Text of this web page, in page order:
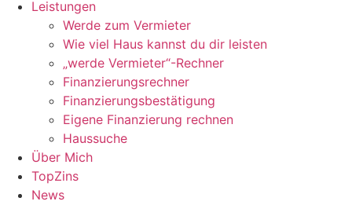
Leistungen
Werde zum Vermieter
Wie viel Haus kannst du dir leisten
„werde Vermieter“-Rechner
Finanzierungsrechner
Finanzierungsbestätigung
Eigene Finanzierung rechnen
Haussuche
Über Mich
TopZins
News